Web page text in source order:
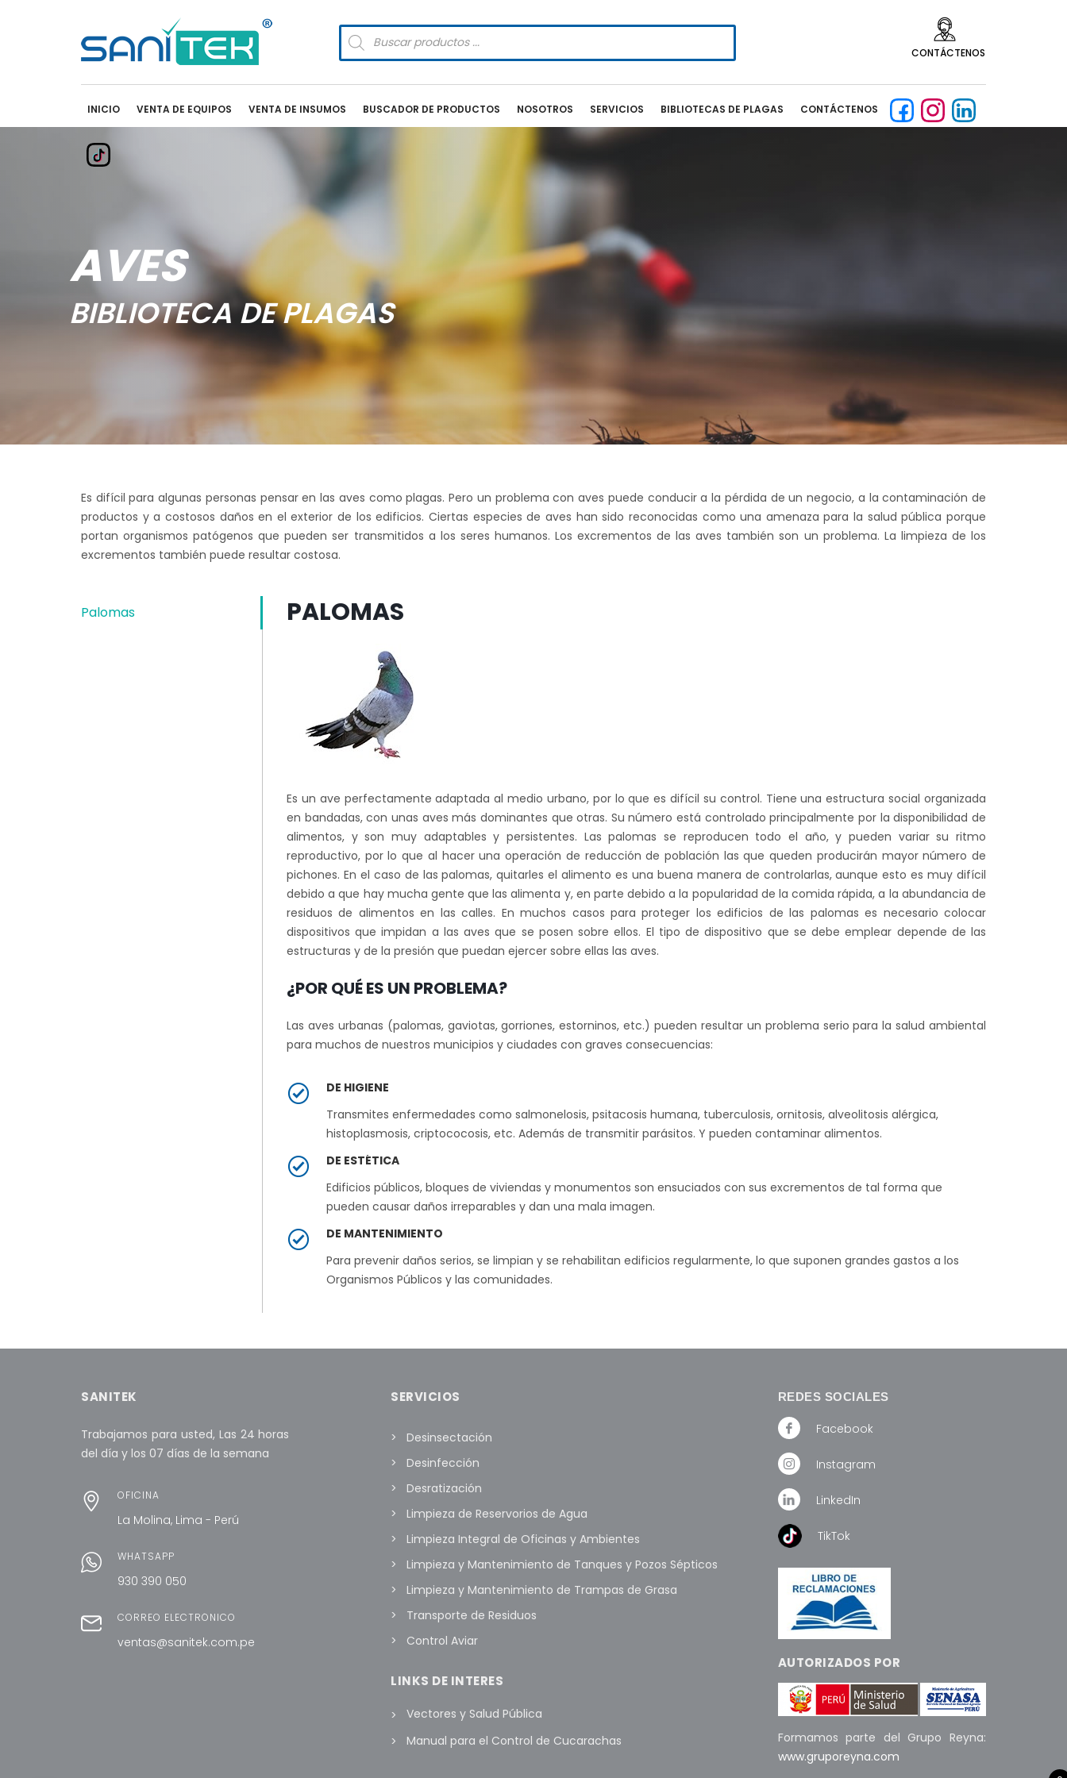
Búsqueda
de
productos CONTÁCTENOS
INICIO VENTA DE EQUIPOS VENTA DE INSUMOS BUSCADOR DE PRODUCTOS NOSOTROS SERVICIOS BIBLIOTECAS DE PLAGAS CONTÁCTENOS
AVES
BIBLIOTECA DE PLAGAS
Es difícil para algunas personas pensar en las aves como plagas. Pero un problema con aves puede conducir a la pérdida de un negocio, a la contaminación de
productos y a costosos daños en el exterior de los edificios. Ciertas especies de aves han sido reconocidas como una amenaza para la salud pública porque
portan organismos patógenos que pueden ser transmitidos a los seres humanos. Los excrementos de las aves también son un problema. La limpieza de los
excrementos también puede resultar costosa.
Palomas PALOMAS
Es un ave perfectamente adaptada al medio urbano, por lo que es difícil su control. Tiene una estructura social organizada
en bandadas, con unas aves más dominantes que otras. Su número está controlado principalmente por la disponibilidad de
alimentos, y son muy adaptables y persistentes. Las palomas se reproducen todo el año, y pueden variar su ritmo
reproductivo, por lo que al hacer una operación de reducción de población las que queden producirán mayor número de
pichones. En el caso de las palomas, quitarles el alimento es una buena manera de controlarlas, aunque esto es muy difícil
debido a que hay mucha gente que las alimenta y, en parte debido a la popularidad de la comida rápida, a la abundancia de
residuos de alimentos en las calles. En muchos casos para proteger los edificios de las palomas es necesario colocar
dispositivos que impidan a las aves que se posen sobre ellos. El tipo de dispositivo que se debe emplear depende de las
estructuras y de la presión que puedan ejercer sobre ellas las aves.
¿POR QUÉ ES UN PROBLEMA?
Las aves urbanas (palomas, gaviotas, gorriones, estorninos, etc.) pueden resultar un problema serio para la salud ambiental
para muchos de nuestros municipios y ciudades con graves consecuencias:
DE HIGIENE
Transmites enfermedades como salmonelosis, psitacosis humana, tuberculosis, ornitosis, alveolitosis alérgica,
histoplasmosis, criptococosis, etc. Además de transmitir parásitos. Y pueden contaminar alimentos.
DE ESTÉTICA
Edificios públicos, bloques de viviendas y monumentos son ensuciados con sus excrementos de tal forma que
pueden causar daños irreparables y dan una mala imagen.
DE MANTENIMIENTO
Para prevenir daños serios, se limpian y se rehabilitan edificios regularmente, lo que suponen grandes gastos a los
Organismos Públicos y las comunidades.
SANITEK
Trabajamos para usted, Las 24 horas
del día y los 07 días de la semana
OFICINA
La Molina, Lima - Perú
WHATSAPP
930 390 050
CORREO ELECTRÓNICO
ventas@sanitek.com.pe
SERVICIOS
Desinsectación
Desinfección
Desratización
Limpieza de Reservorios de Agua
Limpieza Integral de Oficinas y Ambientes
Limpieza y Mantenimiento de Tanques y Pozos Sépticos
Limpieza y Mantenimiento de Trampas de Grasa
Transporte de Residuos
Control Aviar
LINKS DE INTERES
Vectores y Salud Pública
Manual para el Control de Cucarachas
REDES SOCIALES
Facebook
Instagram
LinkedIn
TikTok
AUTORIZADOS POR
Formamos parte del Grupo Reyna:
www.gruporeyna.com